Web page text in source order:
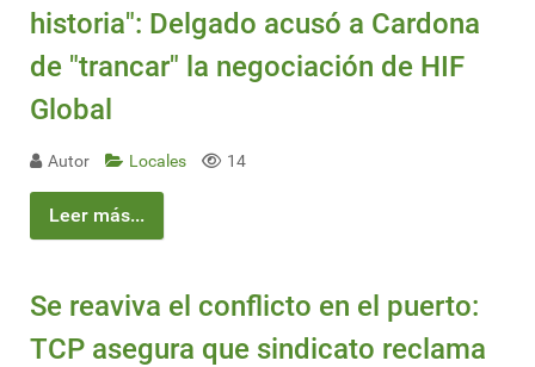
historia": Delgado acusó a Cardona
de "trancar" la negociación de HIF
Global
Autor Locales 14
Leer más...
Se reaviva el conflicto en el puerto:
TCP asegura que sindicato reclama